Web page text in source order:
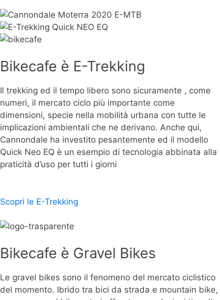
Bikecafe è E-Trekking
Il trekking ed il tempo libero sono sicuramente , come
numeri, il mercato ciclo più importante come
dimensioni, specie nella mobilità urbana con tutte le
implicazioni ambientali che ne derivano. Anche qui,
Cannondale ha investito pesantemente ed il modello
Quick Neo EQ è un esempio di tecnologia abbinata alla
praticità d’uso per tutti i giorni
Scopri le E-Trekking
Bikecafe è Gravel Bikes
Le gravel bikes sono il fenomeno del mercato ciclistico
del momento. Ibrido tra bici da strada e mountain bike,